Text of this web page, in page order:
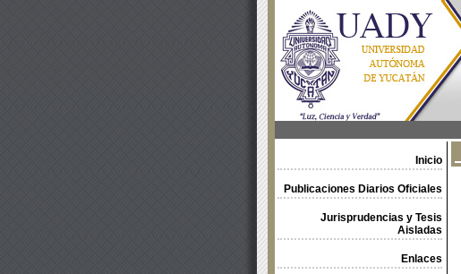
Inicio
Publicaciones Diarios Oficiales
Jurisprudencias y Tesis
Aisladas
Enlaces